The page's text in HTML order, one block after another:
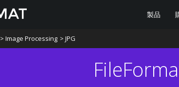
製品
> Image Processing > JPG